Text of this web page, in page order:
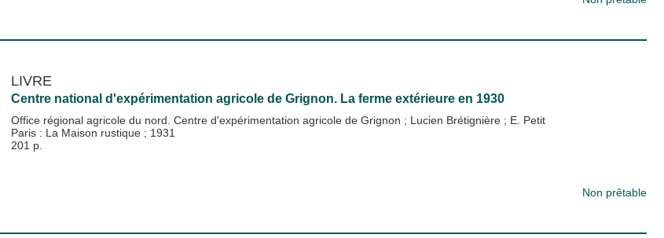
LIVRE
Centre national d'expérimentation agricole de Grignon. La ferme extérieure en 1930
Office régional agricole du nord. Centre d'expérimentation agricole de Grignon ; Lucien Brétignière ; E. Petit
Paris : La Maison rustique ; 1931
201 p.
Non prêtable